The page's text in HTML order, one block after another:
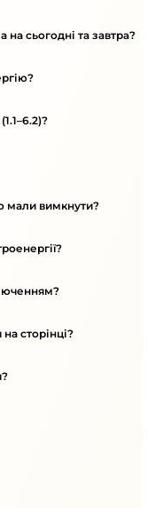
на сьогодні та завтра?
мали вимкнути?
сторінці?